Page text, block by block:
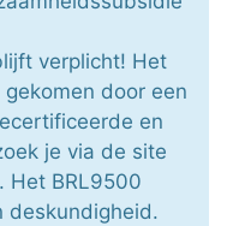
verplicht! Het
door een
en
je via de site
Het BRL9500
deskundigheid.